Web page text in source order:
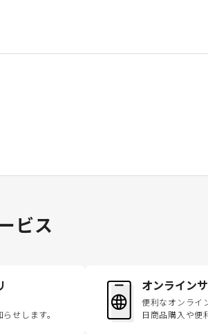
ビス
せします。
オンライン
便利なオンライ
日商品購入や便